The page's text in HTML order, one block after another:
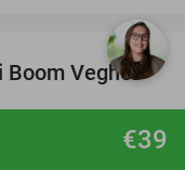
€39
31%
favorite_border
Boom Veghel
9.8star